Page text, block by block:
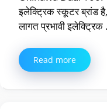
इलेक्ट्रिक स्कूटर ब्रांड
लागत प्रभावी
Read more